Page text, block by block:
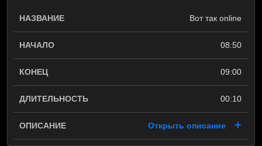
Вот так online
08:50
09:00
00:10
Открыть описание